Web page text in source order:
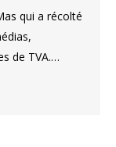
qui a récolté
de TVA.…